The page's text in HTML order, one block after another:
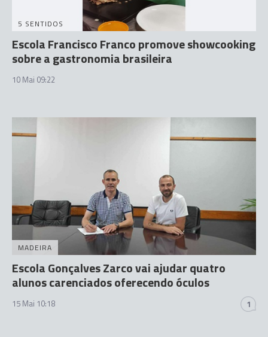
5 SENTIDOS
Escola Francisco Franco promove showcooking
sobre a gastronomia brasileira
10 Mai 09:22
MADEIRA
Escola Gonçalves Zarco vai ajudar quatro
alunos carenciados oferecendo óculos
15 Mai 10:18 1